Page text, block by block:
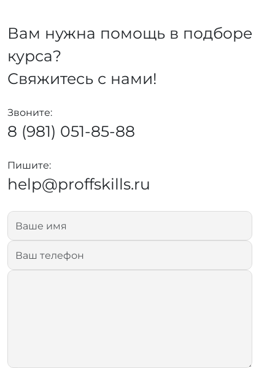
Вам нужна помощь в подборе
курса?
Свяжитесь с нами!
Звоните:
8 (981) 051-85-88
Пишите:
help@proffskills.ru